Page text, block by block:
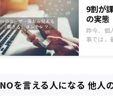
9割が
の実態
昨今、個
事では、
NOを言える人になる 他人